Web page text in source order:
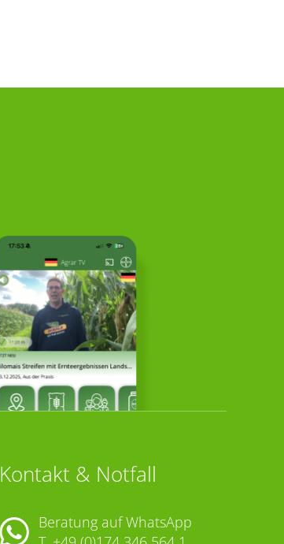
Kontakt & Notfall
Beratung auf WhatsApp